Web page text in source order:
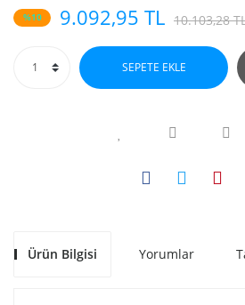
%10 9.092,95 TL 10.103,28
SEPETE EKLE
Ürün Bilgisi Yorumlar